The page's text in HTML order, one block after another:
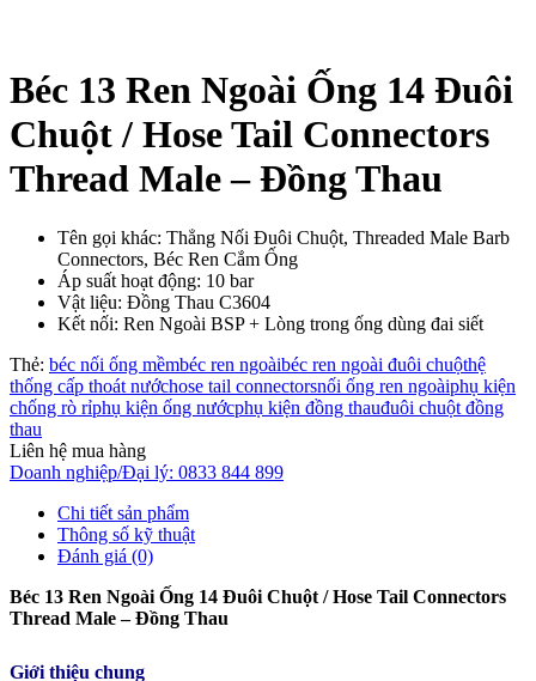
Béc 13 Ren Ngoài Ống 14 Đuôi
Chuột / Hose Tail Connectors
Thread Male – Đồng Thau
Tên gọi khác: Thẳng Nối Đuôi Chuột, Threaded Male Barb
Connectors, Béc Ren Cắm Ống
Áp suất hoạt động: 10 bar
Vật liệu: Đồng Thau C3604
Kết nối: Ren Ngoài BSP + Lòng trong ống dùng đai siết
Thẻ: béc nối ống mềmbéc ren ngoàibéc ren ngoài đuôi chuộthệ
thống cấp thoát nướchose tail connectorsnối ống ren ngoàiphụ kiện
chống rò rỉphụ kiện ống nướcphụ kiện đồng thauđuôi chuột đồng
thau
Liên hệ mua hàng
Doanh nghiệp/Đại lý: 0833 844 899
Chi tiết sản phẩm
Thông số kỹ thuật
Đánh giá (0)
Béc 13 Ren Ngoài Ống 14 Đuôi Chuột / Hose Tail Connectors
Thread Male – Đồng Thau
Giới thiệu chung